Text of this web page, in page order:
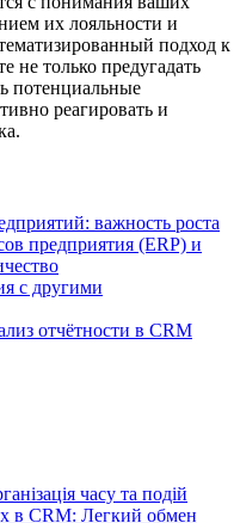
их лояльности и
подход к
не только предугадать
потенциальные
реагировать и
важность роста
предприятия (ERP) и
с другими
отчётности в CRM
часу та подій
в CRM: Легкий обмен